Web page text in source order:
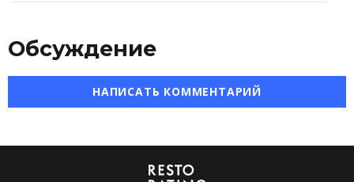
Обсуждение
НАПИСАТЬ КОММЕНТАРИЙ